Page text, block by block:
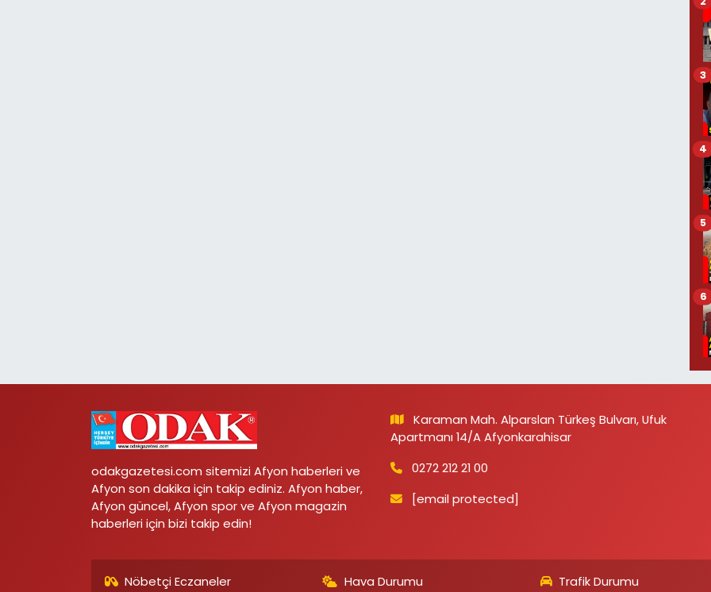
3
4
5
6
odakgazetesi.com sitemizi Afyon haberleri ve
Afyon son dakika için takip ediniz. Afyon haber,
Afyon güncel, Afyon spor ve Afyon magazin
haberleri için bizi takip edin!
Karaman Mah. Alparslan Türkeş Bulvarı, Ufuk
Apartmanı 14/A Afyonkarahisar
0272 212 21 00
[email protected]
Nöbetçi Eczaneler Hava Durumu Trafik Durumu